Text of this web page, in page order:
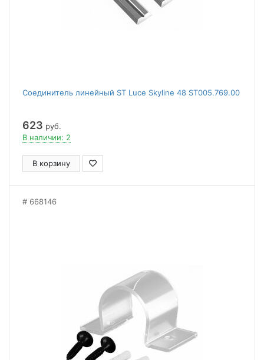
Соединитель линейный ST Luce Skyline 48 ST005.769.00
623 руб.
В наличии: 2
В корзину
668146